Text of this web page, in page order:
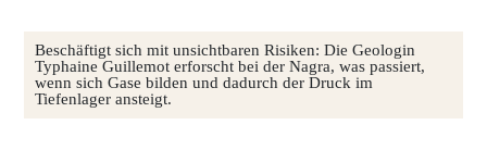
Beschäftigt sich mit unsichtbaren Risiken: Die Geologin
Typhaine Guillemot erforscht bei der Nagra, was passiert,
wenn sich Gase bilden und dadurch der Druck im
Tiefenlager ansteigt.